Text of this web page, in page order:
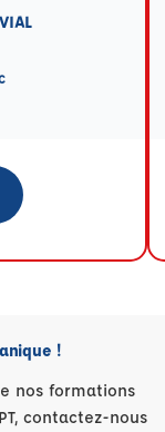
!
nos formations
contactez-nous